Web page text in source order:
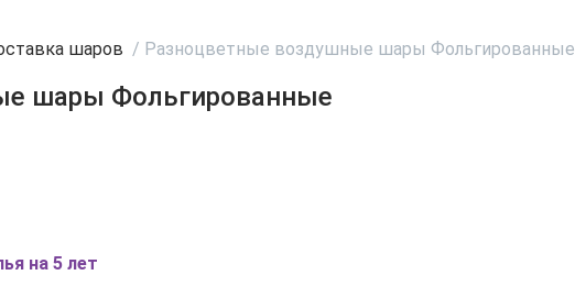
шаров / Разноцветные воздушные шары Фольгированные
шары Фольгированные
на 5 лет